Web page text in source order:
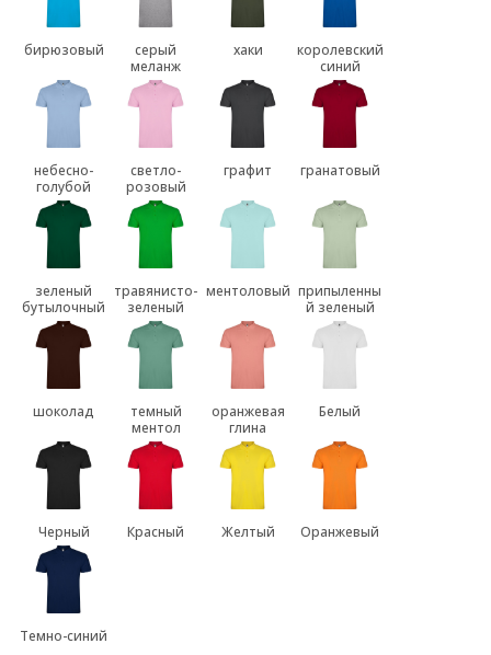
бирюзовый
серый
меланж
хаки
королевский
синий
небесно-
голубой
светло-
розовый
графит гранатовый
зеленый
бутылочный
травянисто-
зеленый
ментоловый припыленны
й зеленый
шоколад
темный
ментол
оранжевая
глина
Белый
Черный Красный Желтый Оранжевый
Темно-синий